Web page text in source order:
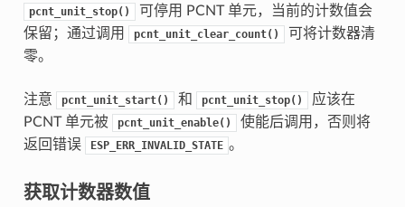
pcnt_unit_stop()
可停用 PCNT 单元，当前的计数值会
保留；通过调用
pcnt_unit_clear_count()
可将计数器清
零。
注意 pcnt_unit_start() 和 pcnt_unit_stop()
应该在
PCNT 单元被
pcnt_unit_enable()
使能后调用，否则将
返回错误
ESP_ERR_INVALID_STATE 。
获取计数器数值